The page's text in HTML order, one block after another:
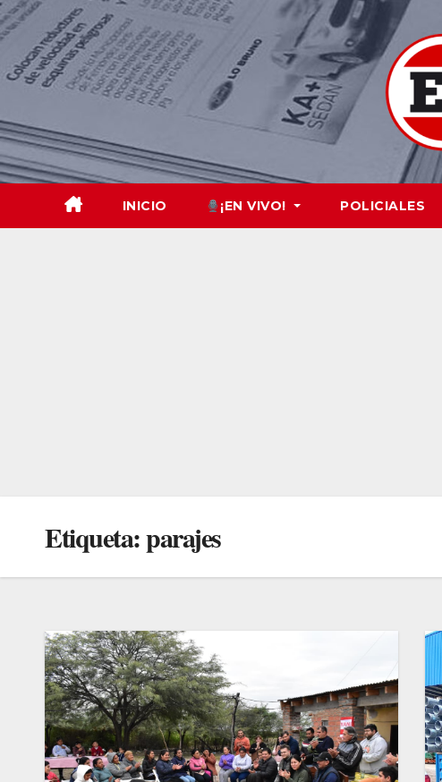
Skip
to
content
INICIO ¡EN VIVO! POLICIALES
Etiqueta:parajes